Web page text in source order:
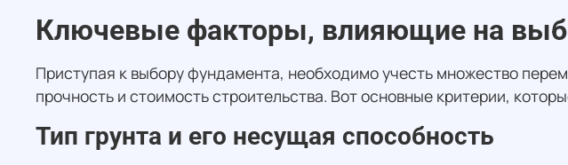
Ключевые факторы, влияющие на
Приступая к выбору фундамента, необходимо учесть множество
прочность и стоимость строительства. Вот основные критерии,
Тип грунта и его несущая способность